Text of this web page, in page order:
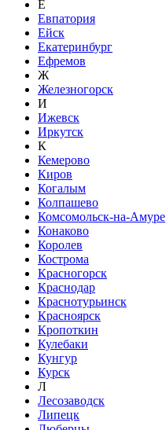
Е
Евпатория
Ейск
Екатеринбург
Ефремов
Ж
Железногорск
И
Ижевск
Иркутск
К
Кемерово
Киров
Когалым
Колпашево
Комсомольск-на-Амуре
Конаково
Королев
Кострома
Красногорск
Краснодар
Краснотурьинск
Красноярск
Кропоткин
Кулебаки
Кунгур
Курск
Л
Лесозаводск
Липецк